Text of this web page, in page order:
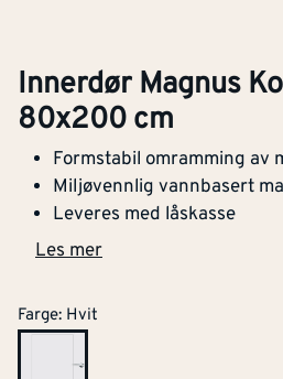
Innerdør Magnus
80x200 cm
Formstabil omramming av
Miljøvennlig vannbasert
Leveres med låskasse
Les mer
Farge: Hvit